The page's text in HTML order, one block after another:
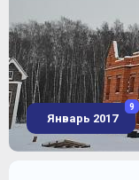
Январь 2017
9